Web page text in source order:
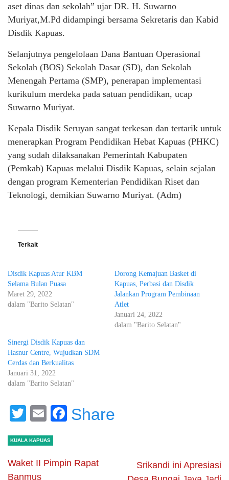
aset dinas dan sekolah” ujar DR. H. Suwarno
Muriyat,M.Pd didampingi bersama Sekretaris dan Kabid
Disdik Kapuas.
Selanjutnya pengelolaan Dana Bantuan Operasional
Sekolah (BOS) Sekolah Dasar (SD), dan Sekolah
Menengah Pertama (SMP), penerapan implementasi
kurikulum merdeka pada satuan pendidikan, ucap
Suwarno Muriyat.
Kepala Disdik Seruyan sangat terkesan dan tertarik untuk
menerapkan Program Pendidikan Hebat Kapuas (PHKC)
yang sudah dilaksanakan Pemerintah Kabupaten
(Pemkab) Kapuas melalui Disdik Kapuas, selain sejalan
dengan program Kementerian Pendidikan Riset dan
Teknologi, demikian Suwarno Muriyat. (Adm)
Terkait
Disdik Kapuas Atur KBM
Selama Bulan Puasa
Maret 29, 2022
dalam "Barito Selatan"
Dorong Kemajuan Basket di
Kapuas, Perbasi dan Disdik
Jalankan Program Pembinaan
Atlet
Januari 24, 2022
dalam "Barito Selatan"
Sinergi Disdik Kapuas dan
Hasnur Centre, Wujudkan SDM
Cerdas dan Berkualitas
Januari 31, 2022
dalam "Barito Selatan"
Twitter
EmailFacebook
Share
KUALA KAPUAS
Waket II Pimpin Rapat
Banmus
Srikandi ini Apresiasi